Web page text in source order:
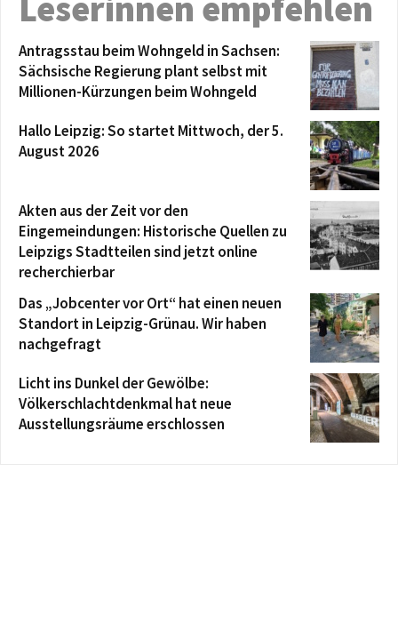
Antragsstau beim Wohngeld in Sachsen:
Sächsische Regierung plant selbst mit
Millionen-Kürzungen beim Wohngeld
Hallo Leipzig: So startet Mittwoch, der 5.
August 2026
Akten aus der Zeit vor den
Eingemeindungen: Historische Quellen zu
Leipzigs Stadtteilen sind jetzt online
recherchierbar
Das „Jobcenter vor Ort“ hat einen neuen
Standort in Leipzig-Grünau. Wir haben
nachgefragt
Licht ins Dunkel der Gewölbe:
Völkerschlachtdenkmal hat neue
Ausstellungsräume erschlossen